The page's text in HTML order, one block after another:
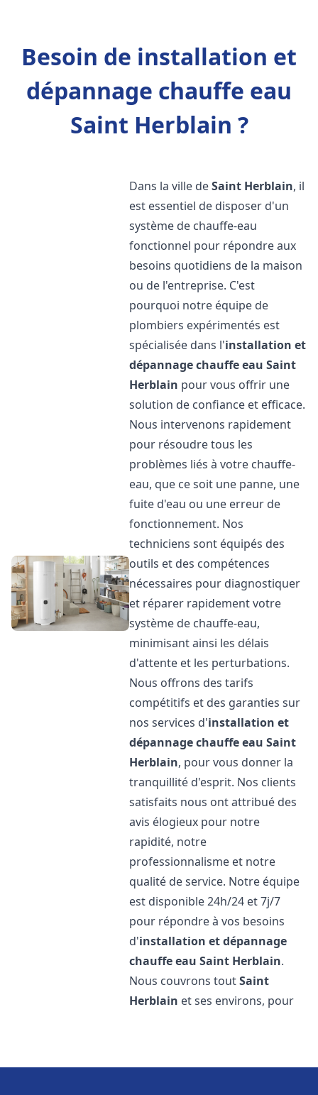
Besoin de installation et
dépannage chauffe eau
Saint Herblain ?
Dans la ville deSaint Herblain, il
est essentiel de disposer d'un
système de chauffe-eau
fonctionnel pour répondre aux
besoins quotidiens de la maison
ou de l'entreprise. C'est
pourquoi notre équipe de
plombiers expérimentés est
spécialisée dans l'installation et
dépannage chauffe eau Saint
Herblain pour vous offrir une
solution de confiance et efficace.
Nous intervenons rapidement
pour résoudre tous les
problèmes liés à votre chauffe-
eau, que ce soit une panne, une
fuite d'eau ou une erreur de
fonctionnement. Nos
techniciens sont équipés des
outils et des compétences
nécessaires pour diagnostiquer
et réparer rapidement votre
système de chauffe-eau,
minimisant ainsi les délais
d'attente et les perturbations.
Nous offrons des tarifs
compétitifs et des garanties sur
nos services d'installation et
dépannage chauffe eau Saint
Herblain, pour vous donner la
tranquillité d'esprit. Nos clients
satisfaits nous ont attribué des
avis élogieux pour notre
rapidité, notre
professionnalisme et notre
qualité de service. Notre équipe
est disponible 24h/24 et 7j/7
pour répondre à vos besoins
d'installation et dépannage
chauffe eau Saint Herblain.
Nous couvrons toutSaint
Herblain et ses environs, pour